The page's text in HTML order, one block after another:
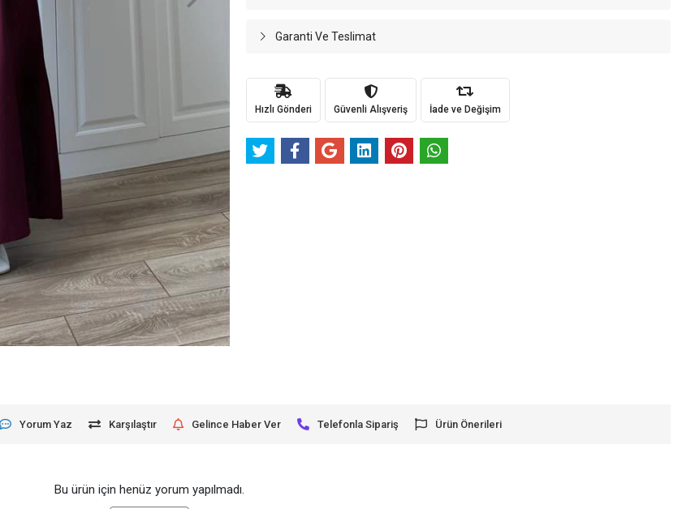
Garanti Ve Teslimat
Hızlı Gönderi Güvenli Alışveriş İade ve Değişim
Yorum Yaz Karşılaştır Gelince Haber Ver Telefonla Sipariş Ürün Önerileri
Bu ürün için henüz yorum yapılmadı.